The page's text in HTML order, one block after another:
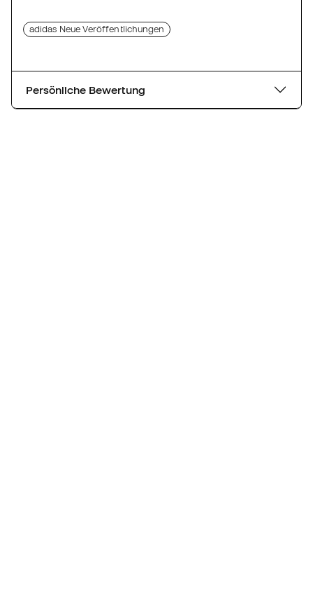
adidas Neue Veröffentlichungen
Persönliche Bewertung